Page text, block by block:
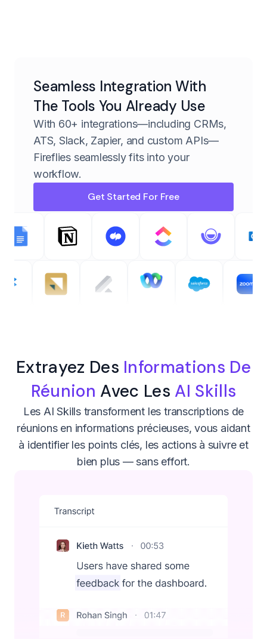
Seamless Integration With
The Tools You Already Use
With 60+ integrations—including CRMs,
ATS, Slack, Zapier, and custom APIs—
Fireflies seamlessly fits into your
workflow.
Get Started For Free
Extrayez Des Informations De
Réunion Avec Les AI Skills
Les AI Skills transforment les transcriptions de
réunions en informations précieuses, vous aidant
à identifier les points clés, les actions à suivre et
bien plus — sans effort.